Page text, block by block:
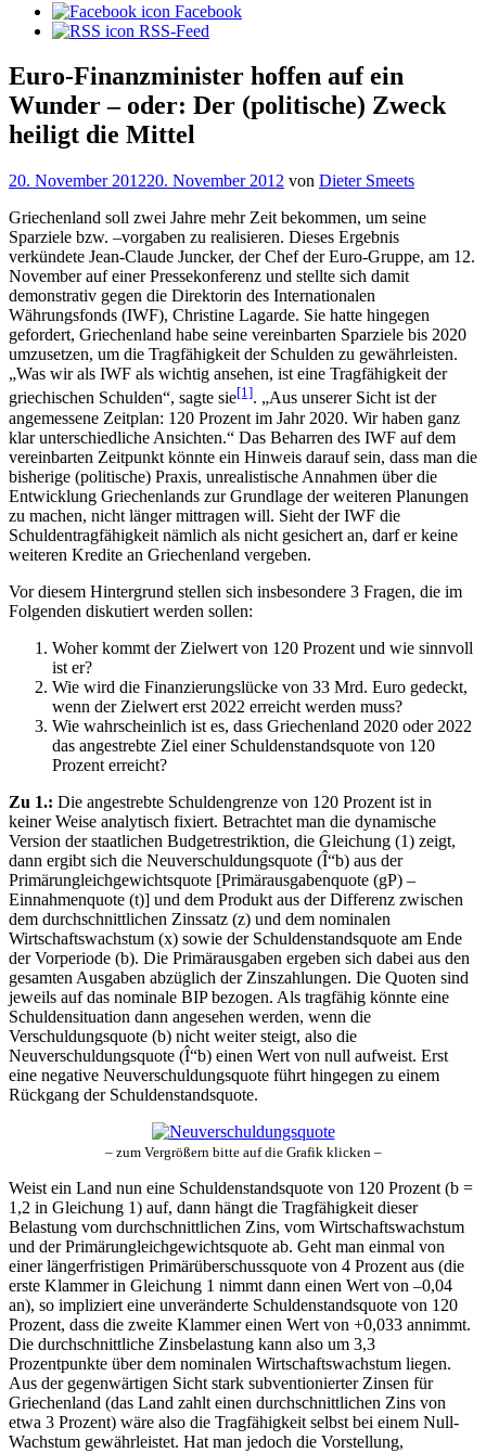
Facebook
RSS-Feed
Euro-Finanzminister hoffen auf ein
Wunder – oder: Der (politische) Zweck
heiligt die Mittel
Veröffentlicht
20. November 201220. November 2012 von Dieter Smeets
Griechenland soll zwei Jahre mehr Zeit bekommen, um seine
Sparziele bzw. –vorgaben zu realisieren. Dieses Ergebnis
verkündete Jean-Claude Juncker, der Chef der Euro-Gruppe, am 12.
November auf einer Pressekonferenz und stellte sich damit
demonstrativ gegen die Direktorin des Internationalen
Währungsfonds (IWF), Christine Lagarde. Sie hatte hingegen
gefordert, Griechenland habe seine vereinbarten Sparziele bis 2020
umzusetzen, um die Tragfähigkeit der Schulden zu gewährleisten.
„Was wir als IWF als wichtig ansehen, ist eine Tragfähigkeit der
griechischen Schulden“, sagte sie[1]. „Aus unserer Sicht ist der
angemessene Zeitplan: 120 Prozent im Jahr 2020. Wir haben ganz
klar unterschiedliche Ansichten.“ Das Beharren des IWF auf dem
vereinbarten Zeitpunkt könnte ein Hinweis darauf sein, dass man die
bisherige (politische) Praxis, unrealistische Annahmen über die
Entwicklung Griechenlands zur Grundlage der weiteren Planungen
zu machen, nicht länger mittragen will. Sieht der IWF die
Schuldentragfähigkeit nämlich als nicht gesichert an, darf er keine
weiteren Kredite an Griechenland vergeben.
Vor diesem Hintergrund stellen sich insbesondere 3 Fragen, die im
Folgenden diskutiert werden sollen:
Woher kommt der Zielwert von 120 Prozent und wie sinnvoll
ist er?
Wie wird die Finanzierungslücke von 33 Mrd. Euro gedeckt,
wenn der Zielwert erst 2022 erreicht werden muss?
Wie wahrscheinlich ist es, dass Griechenland 2020 oder 2022
das angestrebte Ziel einer Schuldenstandsquote von 120
Prozent erreicht?
Zu 1.: Die angestrebte Schuldengrenze von 120 Prozent ist in
keiner Weise analytisch fixiert. Betrachtet man die dynamische
Version der staatlichen Budgetrestriktion, die Gleichung (1) zeigt,
dann ergibt sich die Neuverschuldungsquote (Î“b) aus der
Primärungleichgewichtsquote [Primärausgabenquote (gP) –
Einnahmenquote (t)] und dem Produkt aus der Differenz zwischen
dem durchschnittlichen Zinssatz (z) und dem nominalen
Wirtschaftswachstum (x) sowie der Schuldenstandsquote am Ende
der Vorperiode (b). Die Primärausgaben ergeben sich dabei aus den
gesamten Ausgaben abzüglich der Zinszahlungen. Die Quoten sind
jeweils auf das nominale BIP bezogen. Als tragfähig könnte eine
Schuldensituation dann angesehen werden, wenn die
Verschuldungsquote (b) nicht weiter steigt, also die
Neuverschuldungsquote (Î“b) einen Wert von null aufweist. Erst
eine negative Neuverschuldungsquote führt hingegen zu einem
Rückgang der Schuldenstandsquote.
– zum Vergrößern bitte auf die Grafik klicken –
Weist ein Land nun eine Schuldenstandsquote von 120 Prozent (b =
1,2 in Gleichung 1) auf, dann hängt die Tragfähigkeit dieser
Belastung vom durchschnittlichen Zins, vom Wirtschaftswachstum
und der Primärungleichgewichtsquote ab. Geht man einmal von
einer längerfristigen Primärüberschussquote von 4 Prozent aus (die
erste Klammer in Gleichung 1 nimmt dann einen Wert von –0,04
an), so impliziert eine unveränderte Schuldenstandsquote von 120
Prozent, dass die zweite Klammer einen Wert von +0,033 annimmt.
Die durchschnittliche Zinsbelastung kann also um 3,3
Prozentpunkte über dem nominalen Wirtschaftswachstum liegen.
Aus der gegenwärtigen Sicht stark subventionierter Zinsen für
Griechenland (das Land zahlt einen durchschnittlichen Zins von
etwa 3 Prozent) wäre also die Tragfähigkeit selbst bei einem Null-
Wachstum gewährleistet. Hat man jedoch die Vorstellung,